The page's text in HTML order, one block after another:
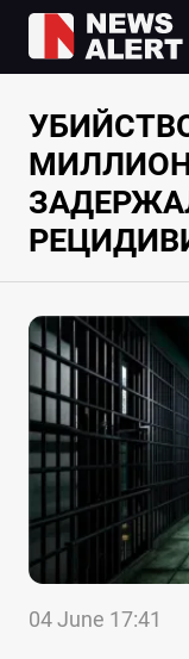
04 June 17:41